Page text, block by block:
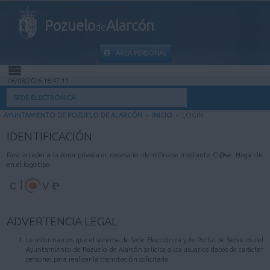
PozuelodeAlarcón
ÁREA PERSONAL
INICIO
MI CARPETA
INFORMACIÓN MUNICIPAL
AYUDA
06/08/2026 16:47:11
SEDE ELECTRÓNICA
AYUNTAMIENTO DE POZUELO DE ALARCÓN > INICIO > LOGIN
IDENTIFICACIÓN
Para acceder a la zona privada es necesario identificarse mediante Cl@ve. Haga clic
en el logotipo.
ADVERTENCIA LEGAL
Le informamos que el sistema de Sede Electrónica y de Portal de Servicios del
Ayuntamiento de Pozuelo de Alarcón solicita a los usuarios datos de carácter
personal para realizar la tramitación solicitada.